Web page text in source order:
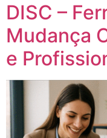
DISC –
Mudança
e